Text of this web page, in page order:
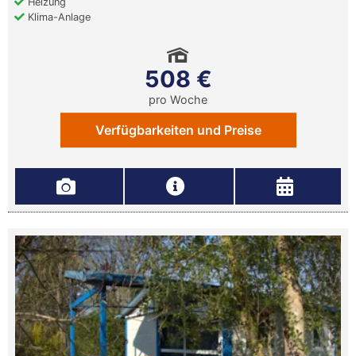
Klima-Anlage
508 €
pro Woche
Verfügbarkeiten und Preise